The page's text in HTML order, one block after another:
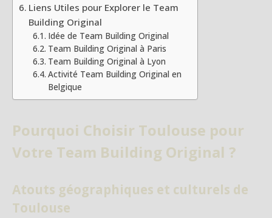
Liens Utiles pour Explorer le Team
Building Original
Idée de Team Building Original
Team Building Original à Paris
Team Building Original à Lyon
Activité Team Building Original en
Belgique
Pourquoi Choisir Toulouse pour
Votre Team Building Original ?
Atouts géographiques et culturels de
Toulouse